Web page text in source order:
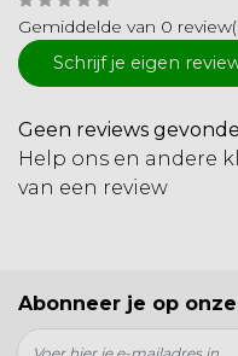
Gemiddelde van 0
Schrijf je eigen
Geen reviews
Help ons en andere
van een review
Abonneer je op